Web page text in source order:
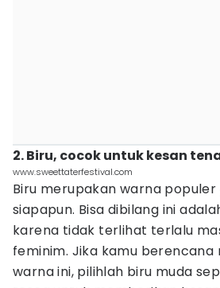
2. Biru, cocok untuk kesan
www.sweettaterfestival.com
Biru merupakan warna
siapapun. Bisa dibilang ini
karena tidak terlihat terlalu
feminim. Jika kamu berencana
warna ini, pilihlah biru muda